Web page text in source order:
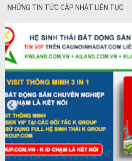
NHỮNG TIN TỨC CẬP NHẬT LIÊN TỤC